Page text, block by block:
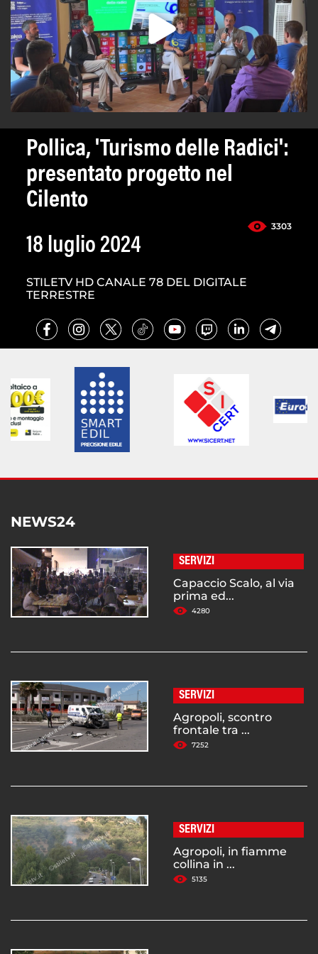
Pollica, 'Turismo delle Radici':
presentato progetto nel
Cilento
3303
18 luglio 2024
STILETV HD CANALE 78 DEL DIGITALE
TERRESTRE
NEWS24
SERVIZI
Capaccio Scalo, al via
prima ed...
4280
SERVIZI
Agropoli, scontro
frontale tra ...
7252
SERVIZI
Agropoli, in fiamme
collina in ...
5135